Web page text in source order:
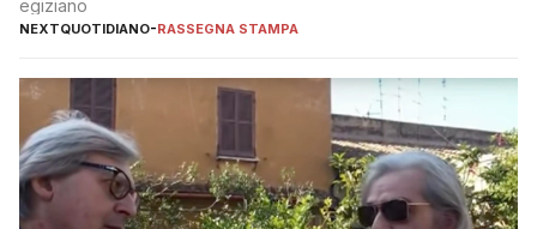
egiziano
NEXTQUOTIDIANO-RASSEGNA STAMPA